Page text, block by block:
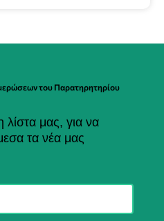
του Παρατηρητηρίου
λίστα μας, για να
τα νέα μας